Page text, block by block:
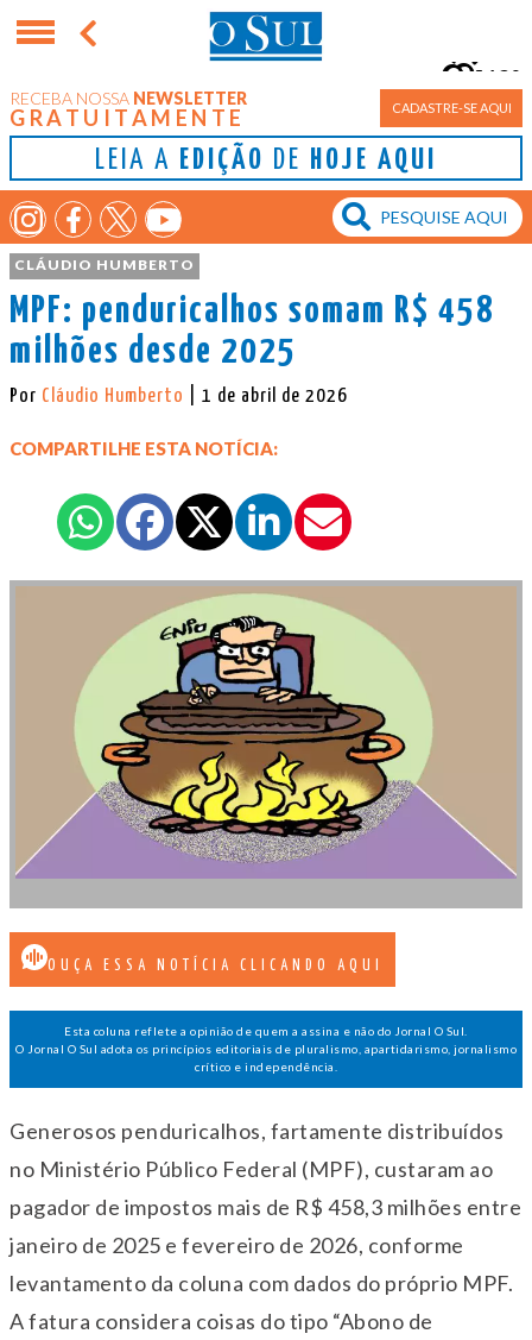
RECEBA NOSSA NEWSLETTER
GRATUITAMENTE CADASTRE-SE AQUI
LEIA A EDIÇÃO DE HOJE AQUI
Porto Alegre
12°
CLÁUDIO HUMBERTO
MPF: penduricalhos somam R$ 458
milhões desde 2025
Por Cláudio Humberto | 1 de abril de 2026
COMPARTILHE ESTA NOTÍCIA:
OUÇA ESSA NOTÍCIA CLICANDO AQUI
Esta coluna reflete a opinião de quem a assina e não do Jornal O Sul.
O Jornal O Sul adota os princípios editoriais de pluralismo, apartidarismo, jornalismo
crítico e independência.
Generosos penduricalhos, fartamente distribuídos
no Ministério Público Federal (MPF), custaram ao
pagador de impostos mais de R$ 458,3 milhões entre
janeiro de 2025 e fevereiro de 2026, conforme
levantamento da coluna com dados do próprio MPF.
A fatura considera coisas do tipo “Abono de